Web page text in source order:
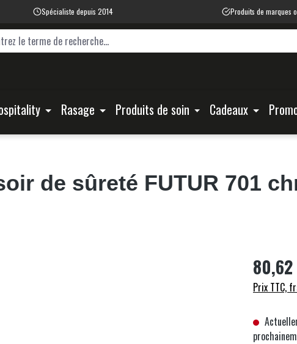
Spécialiste depuis 2014 Produits de marques
Rasage Produits de soin Cadeaux
de sûreté FUTUR 701
Prix TTC,